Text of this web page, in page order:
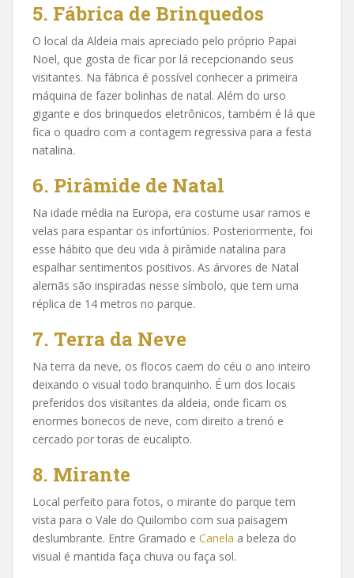
5. Fábrica de Brinquedos
O local da Aldeia mais apreciado pelo próprio Papai
Noel, que gosta de ficar por lá recepcionando seus
visitantes. Na fábrica é possível conhecer a primeira
máquina de fazer bolinhas de natal. Além do urso
gigante e dos brinquedos eletrônicos, também é lá que
fica o quadro com a contagem regressiva para a festa
natalina.
6. Pirâmide de Natal
Na idade média na Europa, era costume usar ramos e
velas para espantar os infortúnios. Posteriormente, foi
esse hábito que deu vida à pirâmide natalina para
espalhar sentimentos positivos. As árvores de Natal
alemãs são inspiradas nesse símbolo, que tem uma
réplica de 14 metros no parque.
7. Terra da Neve
Na terra da neve, os flocos caem do céu o ano inteiro
deixando o visual todo branquinho. É um dos locais
preferidos dos visitantes da aldeia, onde ficam os
enormes bonecos de neve, com direito a trenó e
cercado por toras de eucalipto.
8. Mirante
Local perfeito para fotos, o mirante do parque tem
vista para o Vale do Quilombo com sua paisagem
deslumbrante. Entre Gramado e Canela a beleza do
visual é mantida faça chuva ou faça sol.